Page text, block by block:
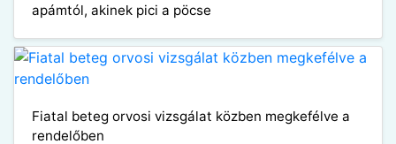
apámtól, akinek pici a pöcse
Fiatal beteg orvosi vizsgálat közben megkefélve a
rendelőben